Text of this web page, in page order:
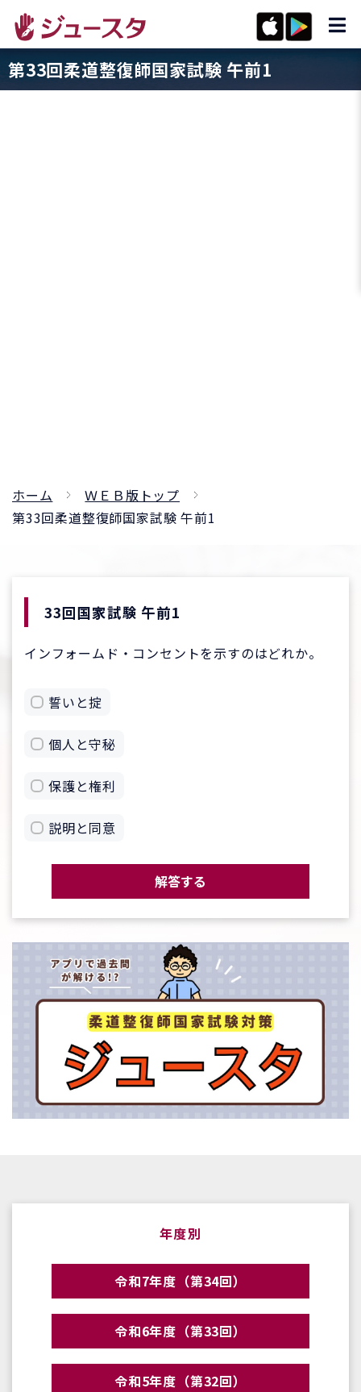
第33回柔道整復師国家試験 午前1
ホーム
ＷＥＢ版トップ
第33回柔道整復師国家試験 午前1
33回国家試験 午前1
インフォームド・コンセントを示すのはどれか。
誓いと掟
個人と守秘
保護と権利
説明と同意
解答する
年度別
令和7年度（第34回）
令和6年度（第33回）
令和5年度（第32回）